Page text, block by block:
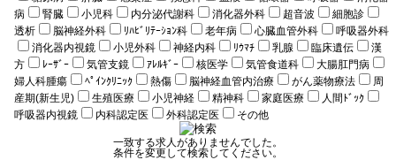
病
腎臓 小児科 内分泌代謝科 消化器外科 超音波
細胞診
透析
脳神経外科 ﾘﾊﾋﾞﾘﾃｰｼｮﾝ科 老年病 心臓血管外科
呼吸器外科
消化器内視鏡
小児外科 神経内科 ﾘｳﾏﾁ 乳腺 臨床遺伝
漢
方
ﾚｰｻﾞｰ 気管支鏡 ｱﾚﾙｷﾞｰ 核医学 気管食道科
大腸肛門病
婦人科腫瘍
ﾍﾟｲﾝｸﾘﾆｯｸ 熱傷 脳神経血管内治療 がん薬物療法
周
産期(新生児)
生殖医療 小児神経 精神科 家庭医療
人間ﾄﾞｯｸ
呼吸器内視鏡
内科認定医 外科認定医 その他
一致する求人がありませんでした。
条件を変更して検索してください。